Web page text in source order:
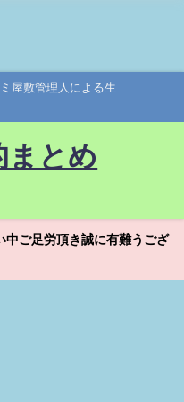
屋敷管理人による生
とめ
中ご足労頂き誠に有難うござ